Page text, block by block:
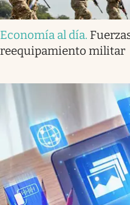
Economía al día.
reequipamiento militar